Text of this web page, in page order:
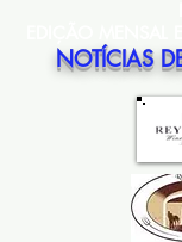
NOTÍCIAS